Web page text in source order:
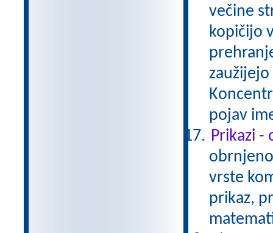
večine
kopičijo
pojav
Prikazi -
vrste
prikaz,